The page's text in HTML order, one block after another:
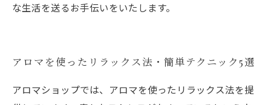
な生活を送るお手伝いをいたします。
アロマを使ったリラックス法・簡単テクニック5選
アロマショップでは、アロマを使ったリラックス法を提